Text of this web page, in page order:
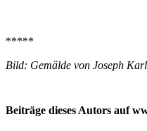
*****
Bild: Gemälde von Joseph
Beiträge dieses Autors auf